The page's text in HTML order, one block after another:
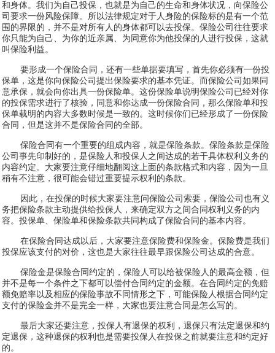
和身体。我们为自己投保，也就是为自己的生命和身体状况，向保险公
司要求一份风险保障。所以法律规定对于人身险的保险标的是有一个范
围的界限的，并不是对所有人的身体都可以去投保。保险公司往往要求
你只能为自己、为你的近亲属、为同意你为他投保的人进行投保，这就
叫保险利益。
要形成一个保险合同，还有一些单据要填写，首先你必须有一份投
保单，这是你向保险公司提出保险要求的基本凭证。而保险公司如果同
意承保，就会向你出具一份保险单。这份保险单说明保险公司已经对你
的投保需求进行了核验，同意和你达成一份保险合同，那么保险单和投
保单载明的内容大多数时候是一致的。这时候你们已经形成了一份保险
合同，但是这并不是保险合同的全部。
保险合同有一个重要的组成内容，就是保险条款。保险条款是保险
公司事先印制好的，是保险人和投保人之间达成的若干具体权利义务的
内容约定。大家要注意仔细地翻阅这上面的条款格式和内容，因为一旦
稍有不注意，很可能会错过重要提示权利的条款。
因此，在投保的时候大家要注意问保险公司索要，保险公司也有义
务把保险条款主动提供给投保人，来确定双方之间合同权利义务的内
容。投保单、保险单和保险条款共同构成了保险合同的基本内容。
在保险合同达成以后，大家要注意保险费和保险金。保险费是我们
投保应该支付的对价，这也是大家往往最早跟保险公司达成的合意。
保险金是保险合同约定的，保险人可以给被保险人的最高金额，但
并不是每一个条件之下都可以偿付合同约定的金额。在合同约定的免赔
额免赔率以及相应的保险事故不同情形之下，可能保险人根据合同约定
支付的保险金并不是完全一样，大家也要注意合同是怎么写的。
最后大家还要注意，投保人有退保的权利，退保只有法定退保和约
定退保，这种退保的权利也是需要投保人在投保之前就要注意和约定好
的。